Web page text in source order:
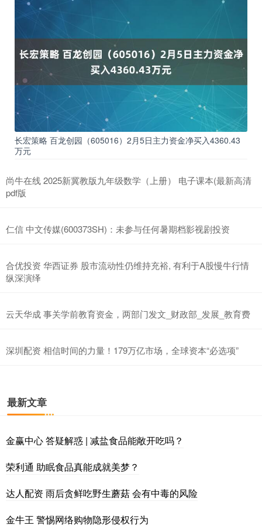
长宏策略 百龙创园（605016）2月5日主力资金净买入4360.43
万元
尚牛在线 2025新冀教版九年级数学（上册） 电子课本(最新高清
pdf版
仁信 中文传媒(600373SH)：未参与任何暑期档影视剧投资
合优投资 华西证券 股市流动性仍维持充裕, 有利于A股慢牛行情
纵深演绎
云天华成 事关学前教育资金，两部门发文_财政部_发展_教育费
深圳配资 相信时间的力量！179万亿市场，全球资本“必选项”
最新文章
金赢中心 答疑解惑 | 减盐食品能敞开吃吗？
荣利通 助眠食品真能成就美梦？
达人配资 雨后贪鲜吃野生蘑菇 会有中毒的风险
金牛王 警惕网络购物隐形侵权行为